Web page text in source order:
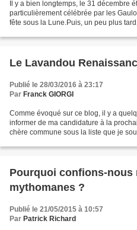
Il y a bien longtemps, le 31 décembre
particulièrement célébrée par les
fête sous la Lune.Puis, un peu plus
Le Lavandou
Publié le 28/03/2016 à 23:17
Par Franck GIORGI
Comme évoqué sur ce blog, il y a
informer de ma candidature à la
chère commune sous la liste que je
Pourquoi confions-nous
mythomanes ?
Publié le 21/05/2015 à 10:57
Par Patrick Richard